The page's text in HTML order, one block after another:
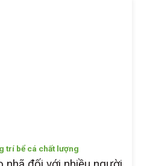
trí bể cá chất lượng